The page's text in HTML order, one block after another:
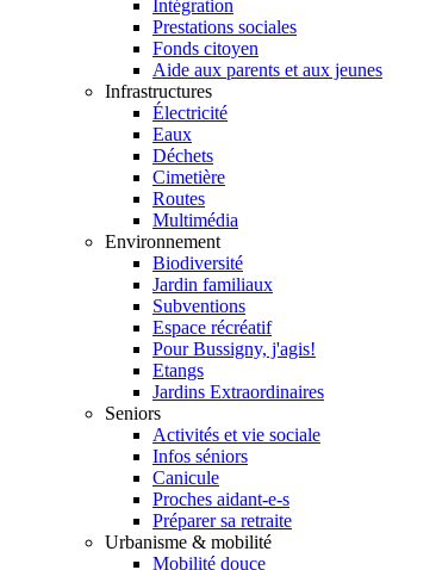
Intégration
Prestations sociales
Fonds citoyen
Aide aux parents et aux jeunes
Infrastructures
Électricité
Eaux
Déchets
Cimetière
Routes
Multimédia
Environnement
Biodiversité
Jardin familiaux
Subventions
Espace récréatif
Pour Bussigny, j'agis!
Etangs
Jardins Extraordinaires
Seniors
Activités et vie sociale
Infos séniors
Canicule
Proches aidant-e-s
Préparer sa retraite
Urbanisme & mobilité
Mobilité douce